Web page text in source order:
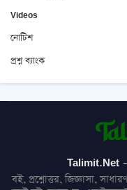
Videos
নোটিশ
প্রশ্ন ব্যাংক
Talimit.Net
বই, প্রশ্নোত্তর, জিজ্ঞাসা,